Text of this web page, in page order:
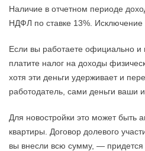
Наличие в отчетном периоде
НДФЛ по ставке 13%. Исключение
Если вы работаете официально и
платите налог на доходы
хотя эти деньги удерживает и
работодатель, сами деньги ваши
Для новостройки это может быть
квартиры. Договор долевого
вы внесли всю сумму, — придется